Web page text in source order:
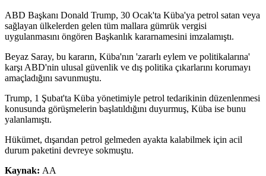
ABD Başkanı Donald Trump, 30 Ocak'ta Küba'ya petrol satan veya
sağlayan ülkelerden gelen tüm mallara gümrük vergisi
uygulanmasını öngören Başkanlık kararnamesini imzalamıştı.
Beyaz Saray, bu kararın, Küba'nın 'zararlı eylem ve politikalarına'
karşı ABD'nin ulusal güvenlik ve dış politika çıkarlarını korumayı
amaçladığını savunmuştu.
Trump, 1 Şubat'ta Küba yönetimiyle petrol tedarikinin düzenlenmesi
konusunda görüşmelerin başlatıldığını duyurmuş, Küba ise bunu
yalanlamıştı.
Hükümet, dışarıdan petrol gelmeden ayakta kalabilmek için acil
durum paketini devreye sokmuştu.
Kaynak: AA